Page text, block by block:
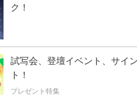
ク！
試写会、登壇イベント、サイ
ト！
プレゼント特集